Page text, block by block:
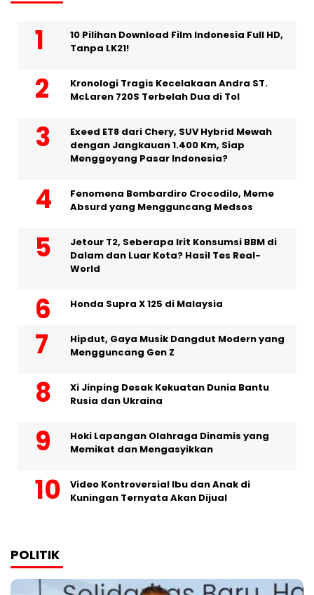
10 Pilihan Download Film Indonesia Full HD,
Tanpa LK21!
Kronologi Tragis Kecelakaan Andra ST.
McLaren 720S Terbelah Dua di Tol
Exeed ET8 dari Chery, SUV Hybrid Mewah
dengan Jangkauan 1.400 Km, Siap
Menggoyang Pasar Indonesia?
Fenomena Bombardiro Crocodilo, Meme
Absurd yang Mengguncang Medsos
Jetour T2, Seberapa Irit Konsumsi BBM di
Dalam dan Luar Kota? Hasil Tes Real-
World
Honda Supra X 125 di Malaysia
Hipdut, Gaya Musik Dangdut Modern yang
Mengguncang Gen Z
Xi Jinping Desak Kekuatan Dunia Bantu
Rusia dan Ukraina
Hoki Lapangan Olahraga Dinamis yang
Memikat dan Mengasyikkan
Video Kontroversial Ibu dan Anak di
Kuningan Ternyata Akan Dijual
POLITIK